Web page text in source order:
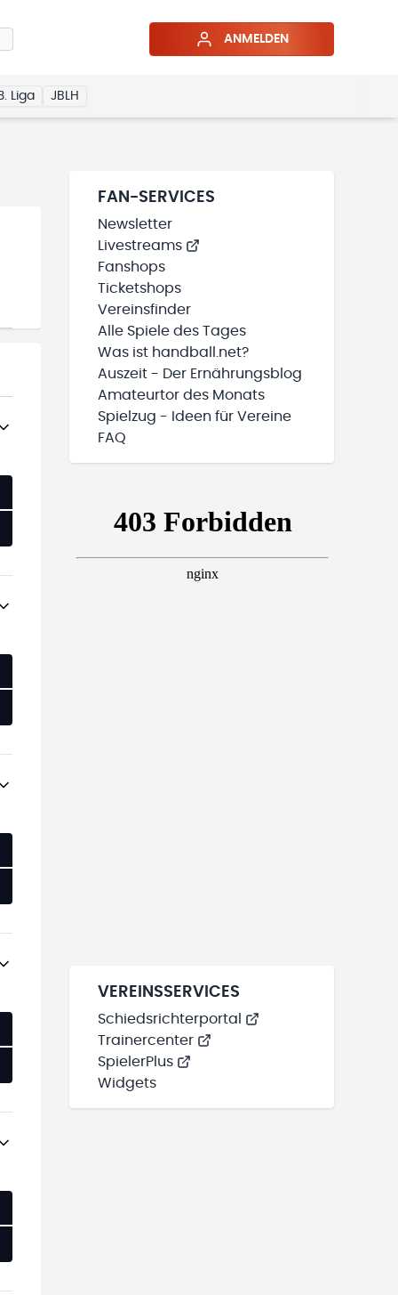
ANMELDEN
Liga JBLH
FAN-SERVICES
Newsletter
Livestreams
Fanshops
Ticketshops
Vereinsfinder
Alle Spiele des Tages
Was ist handball.net?
Auszeit - Der Ernährungsblog
Amateurtor des Monats
Spielzug - Ideen für Vereine
FAQ
VEREINSSERVICES
Schiedsrichterportal
Trainercenter
SpielerPlus
Widgets